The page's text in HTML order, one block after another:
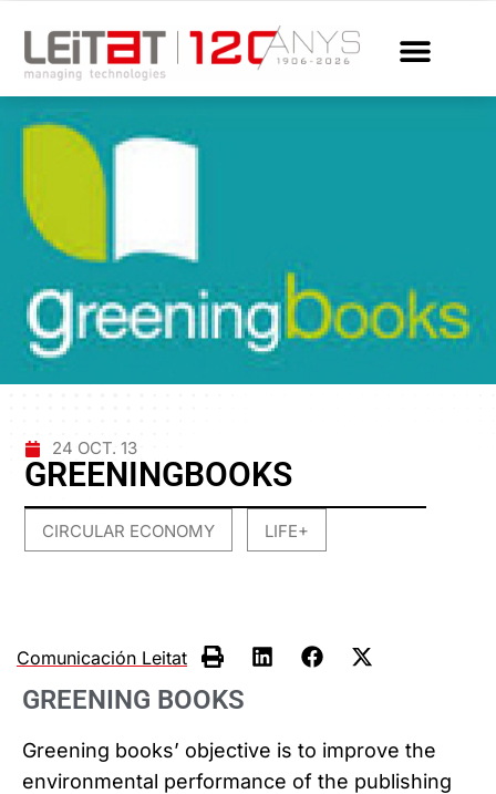
24 OCT. 13
GREENINGBOOKS
CIRCULAR ECONOMY LIFE+
Comunicación Leitat
GREENING BOOKS
Greening books’ objective is to improve the
environmental performance of the publishing